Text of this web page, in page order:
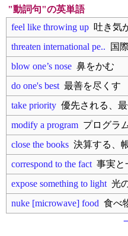
"動詞句"の英単語
feel like throwing up 吐き気
threaten international pe.. 国
blow one’s nose 鼻をかむ
do one's best 最善を尽くす
take priority 優先される、
modify a program プログラ
close the books 決算する、
correspond to the fact 事実と
expose something to light 光
nuke [microwave] food 食べ